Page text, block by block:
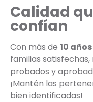
Calidad
confían
Con más de 10
familias satisfechas,
probados y
¡Mantén las
bien identificadas!